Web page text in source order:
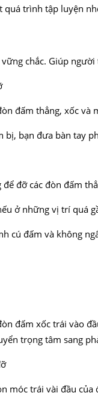
quá trình tập luyện
chắc. Giúp
đấm thẳng, xốc
bị, bạn đưa bàn tay
đỡ các đòn đấm
ở những vị trí quá
cú đấm và không
đấm xốc trái vào
trọng tâm sang
móc trái vài đầu của